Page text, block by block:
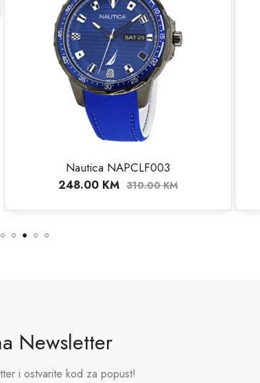
Quantum HNG716.399
300.00
Newsletter
i ostvarite kod za popust!